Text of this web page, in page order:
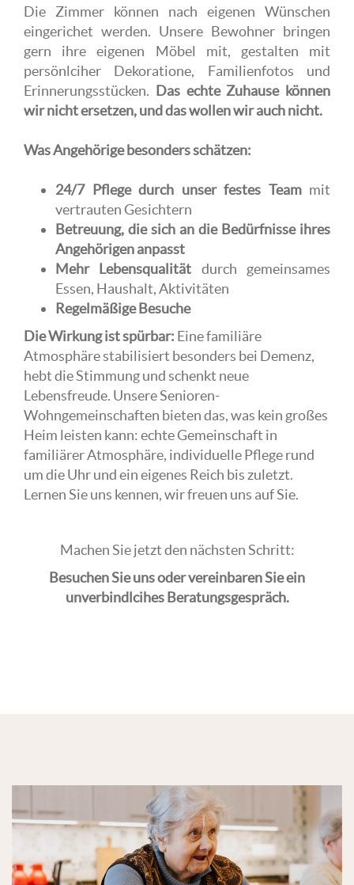
Die Zimmer können nach eigenen Wünschen
eingerichet werden. Unsere Bewohner bringen
gern ihre eigenen Möbel mit, gestalten mit
persönlciher Dekoratione, Familienfotos und
Erinnerungsstücken. Das echte Zuhause können
wir nicht ersetzen, und das wollen wir auch nicht.
Was Angehörige besonders schätzen:
24/7 Pflege durch unser festes Team mit
vertrauten Gesichtern
Betreuung, die sich an die Bedürfnisse ihres
Angehörigen anpasst
Mehr Lebensqualität durch gemeinsames
Essen, Haushalt, Aktivitäten
Regelmäßige Besuche
Die Wirkung ist spürbar: Eine familiäre
Atmosphäre stabilisiert besonders bei Demenz,
hebt die Stimmung und schenkt neue
Lebensfreude. Unsere Senioren-
Wohngemeinschaften bieten das, was kein großes
Heim leisten kann: echte Gemeinschaft in
familiärer Atmosphäre, individuelle Pflege rund
um die Uhr und ein eigenes Reich bis zuletzt.
Lernen Sie uns kennen, wir freuen uns auf Sie.
Machen Sie jetzt den nächsten Schritt:
Besuchen Sie uns oder vereinbaren Sie ein
unverbindlcihes Beratungsgespräch.